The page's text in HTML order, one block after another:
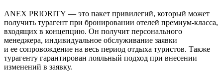
ANEX PRIORITY — это пакет привилегий, который может
получить турагент при бронировании отелей премиум-класса,
входящих в концепцию. Он получит персонального
менеджера, индивидуальное обслуживание заявки
и ее сопровождение на весь период отдыха туристов. Также
турагенту гарантирован лояльный подход при внесении
изменений в заявку.